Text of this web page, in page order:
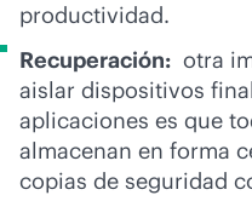
productividad.
Recuperación: otra
aislar dispositivos
aplicaciones es que
almacenan en forma
copias de seguridad